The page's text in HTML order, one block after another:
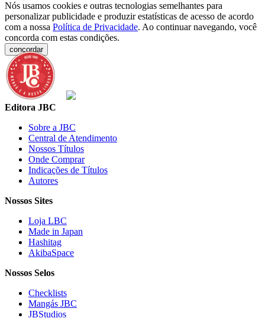
Nós usamos cookies e outras tecnologias semelhantes para
personalizar publicidade e produzir estatísticas de acesso de acordo
com a nossa Política de Privacidade. Ao continuar navegando, você
concorda com estas condições.
concordar
Editora JBC
Sobre a JBC
Central de Atendimento
Nossos Títulos
Onde Comprar
Indicações de Títulos
Autores
Nossos Sites
Loja LBC
Made in Japan
Hashitag
AkibaSpace
Nossos Selos
Checklists
Mangás JBC
JBStudios